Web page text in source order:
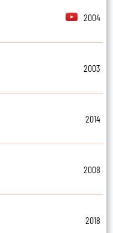
2004
2003
2014
2008
2018